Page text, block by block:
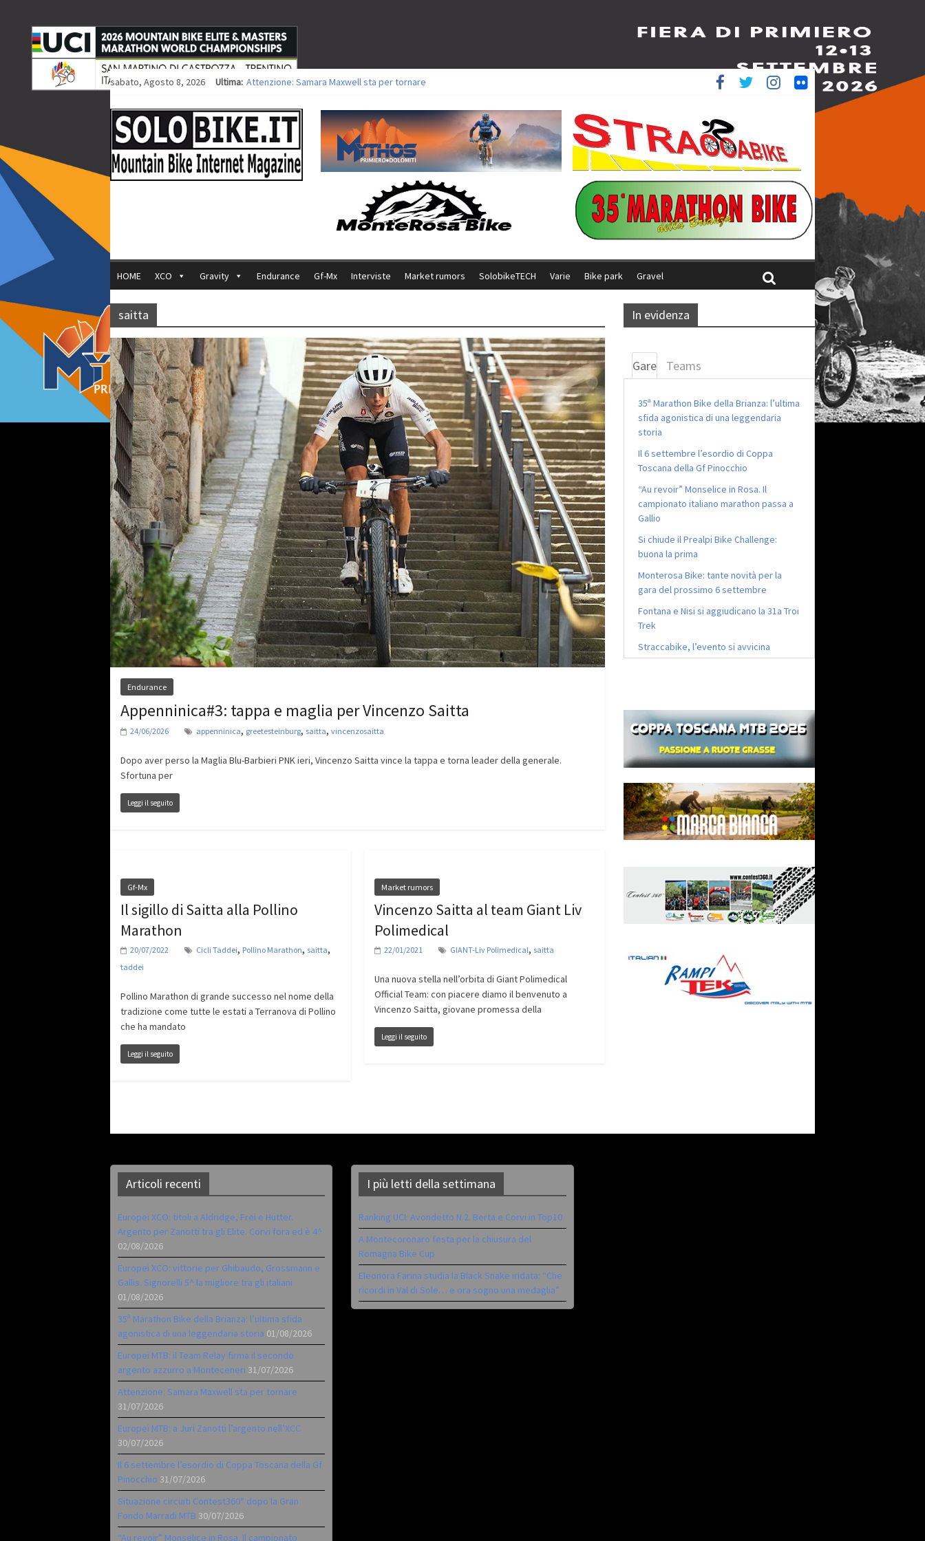
sabato, Agosto 8, 2026 Ultima: Attenzione: Samara Maxwell sta per tornare
Europei XCO: vittorie per Ghibaudo, Grossmann e Gallis. Signorelli 5^ la migliore tra gli italiani
35ª Marathon Bike della Brianza: l’ultima sfida agonistica di una leggendaria storia
Europei MTB: il Team Relay firma il secondo argento azzurro a Monteceneri
HOME XCO Gravity Endurance Gf-Mx Interviste Market rumors SolobikeTECH Varie Bike park Gravel
saitta
Endurance
Appenninica#3: tappa e maglia per Vincenzo Saitta
24/06/2026 appenninica, greetesteinburg, saitta, vincenzosaitta
Dopo aver perso la Maglia Blu-Barbieri PNK ieri, Vincenzo Saitta vince la tappa e torna leader della generale.
Sfortuna per
Leggi il seguito
Gf-Mx
Il sigillo di Saitta alla Pollino
Marathon
20/07/2022 Cicli Taddei, Pollino Marathon, saitta,
taddei
Pollino Marathon di grande successo nel nome della
tradizione come tutte le estati a Terranova di Pollino
che ha mandato
Leggi il seguito
Market rumors
Vincenzo Saitta al team Giant Liv
Polimedical
22/01/2021 GIANT-Liv Polimedical, saitta
Una nuova stella nell’orbita di Giant Polimedical
Official Team: con piacere diamo il benvenuto a
Vincenzo Saitta, giovane promessa della
Leggi il seguito
In evidenza
Gare Teams
35ª Marathon Bike della Brianza: l’ultima
sfida agonistica di una leggendaria
storia
Il 6 settembre l’esordio di Coppa
Toscana della Gf Pinocchio
“Au revoir” Monselice in Rosa. Il
campionato italiano marathon passa a
Gallio
Si chiude il Prealpi Bike Challenge:
buona la prima
Monterosa Bike: tante novità per la
gara del prossimo 6 settembre
Fontana e Nisi si aggiudicano la 31a Troi
Trek
Straccabike, l’evento si avvicina
Articoli recenti
Europei XCO: titoli a Aldridge, Frei e Hutter.
Argento per Zanotti tra gli Elite. Corvi fora ed è 4^
02/08/2026
Europei XCO: vittorie per Ghibaudo, Grossmann e
Gallis. Signorelli 5^ la migliore tra gli italiani
01/08/2026
35ª Marathon Bike della Brianza: l’ultima sfida
agonistica di una leggendaria storia 01/08/2026
Europei MTB: il Team Relay firma il secondo
argento azzurro a Monteceneri 31/07/2026
Attenzione: Samara Maxwell sta per tornare
31/07/2026
Europei MTB: a Juri Zanotti l’argento nell’XCC
30/07/2026
Il 6 settembre l’esordio di Coppa Toscana della Gf
Pinocchio 31/07/2026
Situazione circuiti Contest360° dopo la Gran
Fondo Marradi MTB 30/07/2026
“Au revoir” Monselice in Rosa. Il campionato
I più letti della settimana
Ranking UCI: Avondetto N.2. Berta e Corvi in Top10
A Montecoronaro festa per la chiusura del
Romagna Bike Cup
Eleonora Farina studia la Black Snake iridata: “Che
ricordi in Val di Sole… e ora sogno una medaglia”